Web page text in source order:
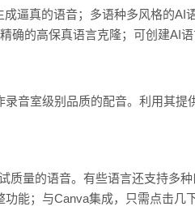
逼真的语音；多语种多风格的AI
确的高保真语言克隆；可创建AI
音室级别品质的配音。利用其提
质量的语音。有些语言还支持多
能；与Canva集成，只需点击几